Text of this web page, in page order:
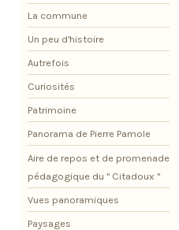
La commune
Un peu d'histoire
Autrefois
Curiosités
Patrimoine
Panorama de Pierre Pamole
Aire de repos et de promenade
pédagogique du " Citadoux "
Vues panoramiques
Paysages